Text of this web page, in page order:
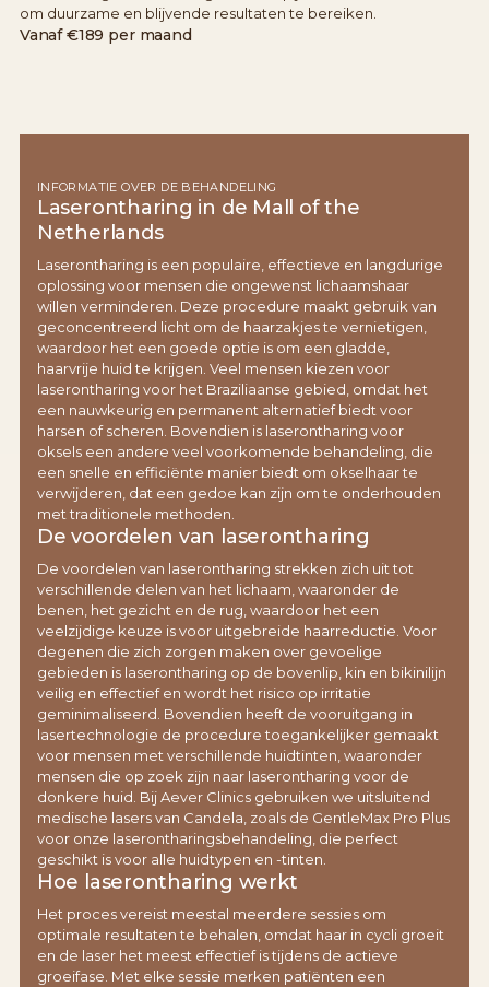
om duurzame en blijvende resultaten te bereiken.
Vanaf €189 per maand
INFORMATIE OVER DE BEHANDELING
Laserontharing in de Mall of the
Netherlands
Laserontharing is een populaire, effectieve en langdurige
oplossing voor mensen die ongewenst lichaamshaar
willen verminderen. Deze procedure maakt gebruik van
geconcentreerd licht om de haarzakjes te vernietigen,
waardoor het een goede optie is om een gladde,
haarvrije huid te krijgen. Veel mensen kiezen voor
laserontharing voor het Braziliaanse gebied, omdat het
een nauwkeurig en permanent alternatief biedt voor
harsen of scheren. Bovendien is laserontharing voor
oksels een andere veel voorkomende behandeling, die
een snelle en efficiënte manier biedt om okselhaar te
verwijderen, dat een gedoe kan zijn om te onderhouden
met traditionele methoden.
De voordelen van laserontharing
De voordelen van laserontharing strekken zich uit tot
verschillende delen van het lichaam, waaronder de
benen, het gezicht en de rug, waardoor het een
veelzijdige keuze is voor uitgebreide haarreductie. Voor
degenen die zich zorgen maken over gevoelige
gebieden is laserontharing op de bovenlip, kin en bikinilijn
veilig en effectief en wordt het risico op irritatie
geminimaliseerd. Bovendien heeft de vooruitgang in
lasertechnologie de procedure toegankelijker gemaakt
voor mensen met verschillende huidtinten, waaronder
mensen die op zoek zijn naar laserontharing voor de
donkere huid. Bij Aever Clinics gebruiken we uitsluitend
medische lasers van Candela, zoals de GentleMax Pro Plus
voor onze laserontharingsbehandeling, die perfect
geschikt is voor alle huidtypen en -tinten.
Hoe laserontharing werkt
Het proces vereist meestal meerdere sessies om
optimale resultaten te behalen, omdat haar in cycli groeit
en de laser het meest effectief is tijdens de actieve
groeifase. Met elke sessie merken patiënten een